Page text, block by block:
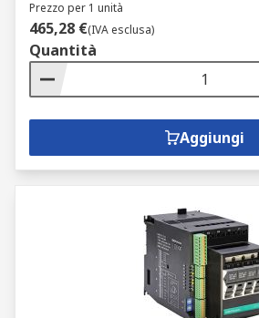
Prezzo per 1 unità
465,28 €(IVA esclusa)
Quantità
Aggiungi